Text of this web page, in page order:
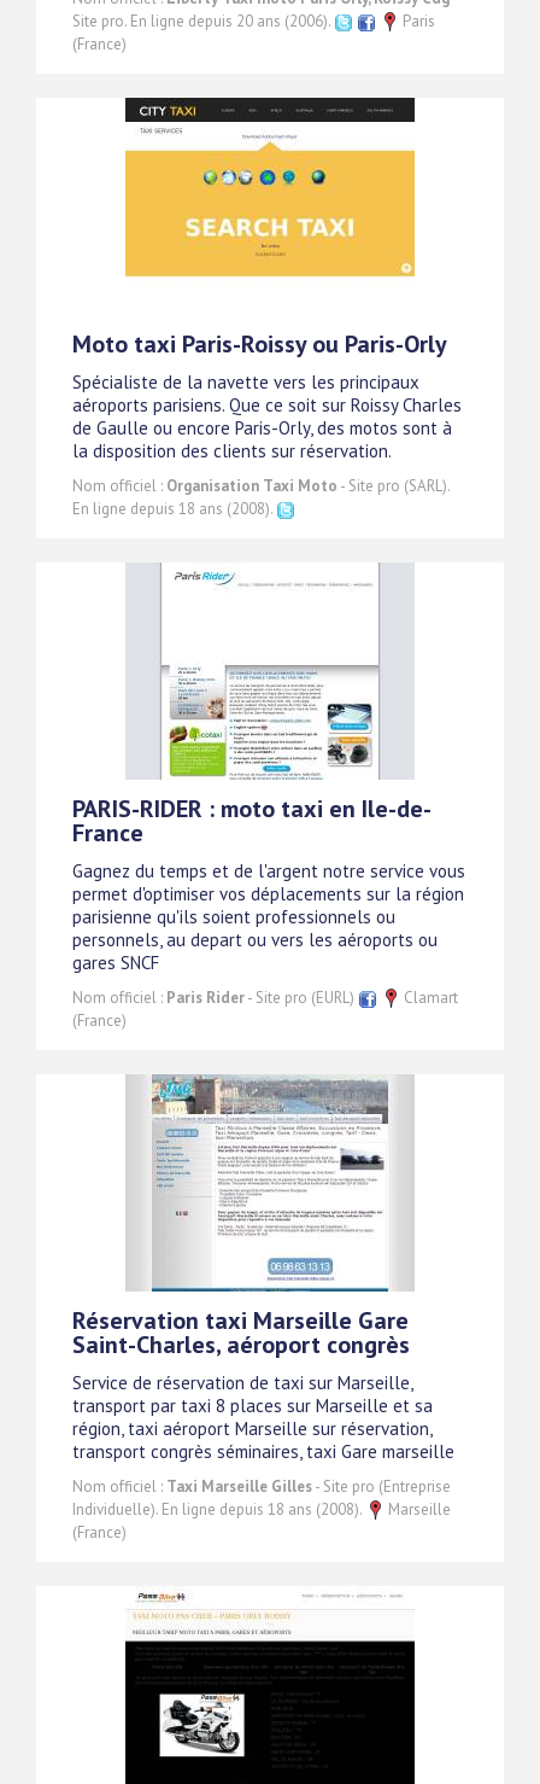
Site pro. En ligne depuis 20 ans (2006).
Paris
(France)
Moto taxi Paris-Roissy ou Paris-Orly
Spécialiste de la navette vers les principaux
aéroports parisiens. Que ce soit sur Roissy Charles
de Gaulle ou encore Paris-Orly, des motos sont à
la disposition des clients sur réservation.
Nom officiel : Organisation Taxi Moto - Site pro (SARL).
En ligne depuis 18 ans (2008).
PARIS-RIDER : moto taxi en Ile-de-
France
Gagnez du temps et de l'argent notre service vous
permet d'optimiser vos déplacements sur la région
parisienne qu'ils soient professionnels ou
personnels, au depart ou vers les aéroports ou
gares SNCF
Nom officiel : Paris Rider- Site pro (EURL)
Clamart
(France)
Réservation taxi Marseille Gare
Saint-Charles, aéroport congrès
Service de réservation de taxi sur Marseille,
transport par taxi 8 places sur Marseille et sa
région, taxi aéroport Marseille sur réservation,
transport congrès séminaires, taxi Gare marseille
Nom officiel : Taxi Marseille Gilles- Site pro (Entreprise
Individuelle). En ligne depuis 18 ans (2008).
Marseille
(France)